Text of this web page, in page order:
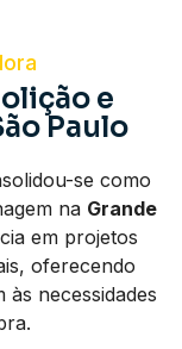
e
Paulo
se como
na Grande
em projetos
oferecendo
às necessidades